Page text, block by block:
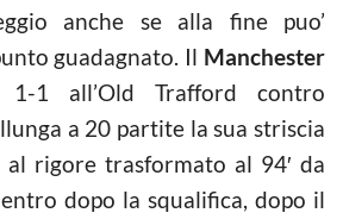
anche se alla fine puo’
guadagnato. Il Manchester
1-1 all’Old Trafford contro
a 20 partite la sua striscia
al rigore trasformato al 94′ da
dopo la squalifica, dopo il